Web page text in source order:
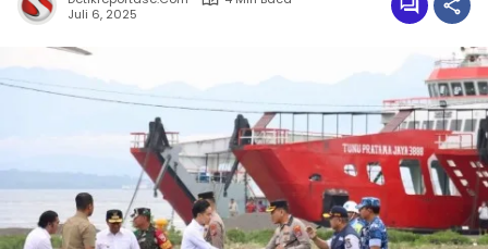
Juli 6, 2025